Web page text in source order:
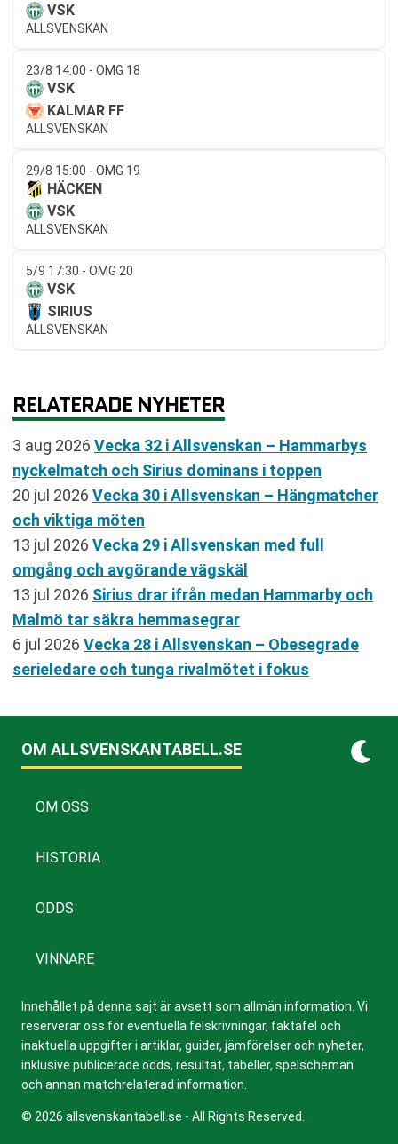
VSK
ALLSVENSKAN
23/8 14:00 - OMG 18
VSK
KALMAR FF
ALLSVENSKAN
29/8 15:00 - OMG 19
HÄCKEN
VSK
ALLSVENSKAN
5/9 17:30 - OMG 20
VSK
SIRIUS
ALLSVENSKAN
RELATERADE NYHETER
3 aug 2026 Vecka 32 i Allsvenskan – Hammarbys
nyckelmatch och Sirius dominans i toppen
20 jul 2026 Vecka 30 i Allsvenskan – Hängmatcher
och viktiga möten
13 jul 2026 Vecka 29 i Allsvenskan med full
omgång och avgörande vägskäl
13 jul 2026 Sirius drar ifrån medan Hammarby och
Malmö tar säkra hemmasegrar
6 jul 2026 Vecka 28 i Allsvenskan – Obesegrade
serieledare och tunga rivalmötet i fokus
OM ALLSVENSKANTABELL.SE
OM OSS
HISTORIA
ODDS
VINNARE
Innehållet på denna sajt är avsett som allmän information. Vi
reserverar oss för eventuella felskrivningar, faktafel och
inaktuella uppgifter i artiklar, guider, jämförelser och nyheter,
inklusive publicerade odds, resultat, tabeller, spelscheman
och annan matchrelaterad information.
© 2026 allsvenskantabell.se - All Rights Reserved.